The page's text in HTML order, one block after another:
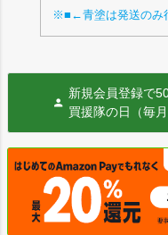
※■←青塗は発送のみ
新規会員登録で
買援隊の日（毎